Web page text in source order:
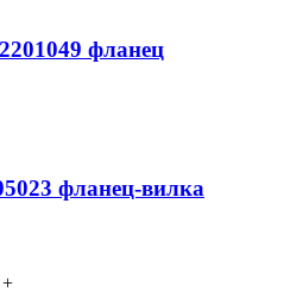
фланец
фланец-вилка
+